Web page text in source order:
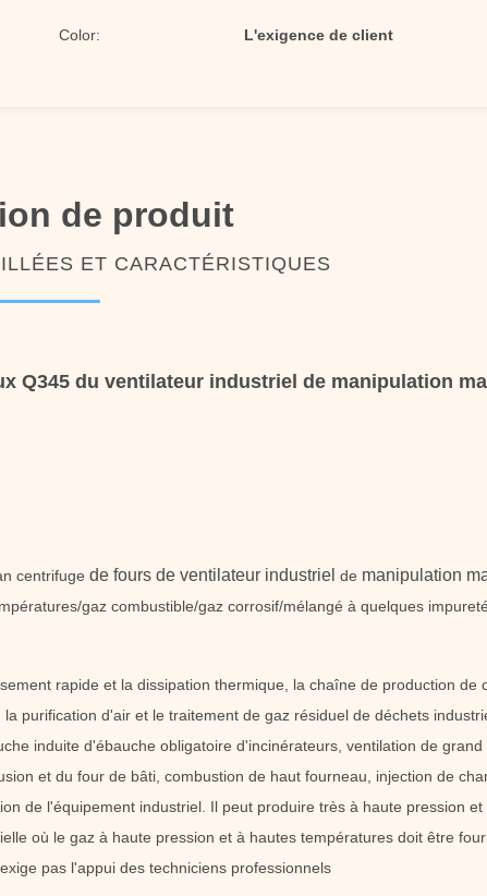
Color: L'exigence de client
de produit
ET CARACTÉRISTIQUES
Q345 du ventilateur industriel de manipulation
centrifuge de fours de ventilateur industriel de manipulation
gaz combustible/gaz corrosif/mélangé à quelques
rapide et la dissipation thermique, la chaîne de production de
purification d'air et le traitement de gaz résiduel de déchets
induite d'ébauche obligatoire d'incinérateurs, ventilation de
et du four de bâti, combustion de haut fourneau, injection de
de l'équipement industriel. Il peut produire très à haute pression
où le gaz à haute pression et à hautes températures doit être
pas l'appui des techniciens professionnels